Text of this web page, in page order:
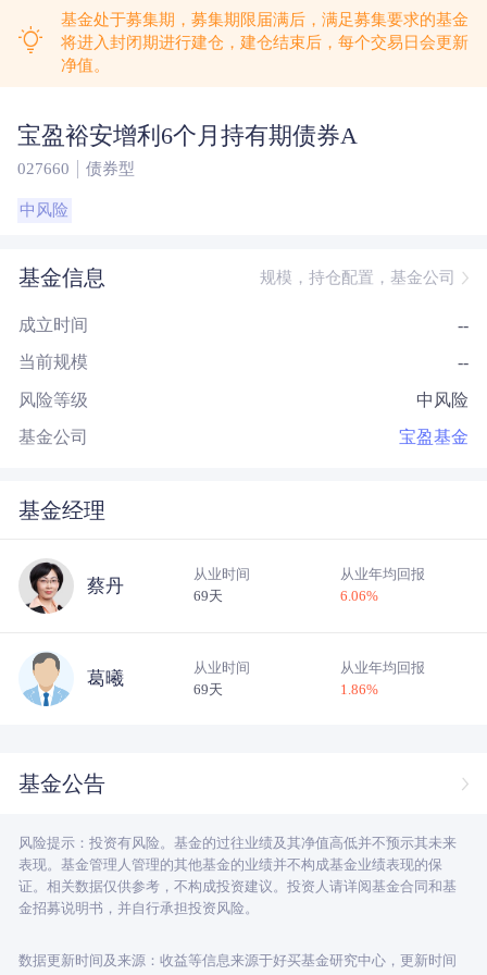
基金处于募集期，募集期限届满后，满足募集要求的基金
将进入封闭期进行建仓，建仓结束后，每个交易日会更新
净值。
宝盈裕安增利6个月持有期债券A
027660 债券型
中风险
基金信息 规模，持仓配置，基金公司
成立时间 --
当前规模 --
风险等级 中风险
基金公司 宝盈基金
基金经理
蔡丹
从业时间
69天
从业年均回报
6.06%
葛曦
从业时间
69天
从业年均回报
1.86%
基金公告
风险提示：投资有风险。基金的过往业绩及其净值高低并不预示其未来
表现。基金管理人管理的其他基金的业绩并不构成基金业绩表现的保
证。相关数据仅供参考，不构成投资建议。投资人请详阅基金合同和基
金招募说明书，并自行承担投资风险。
数据更新时间及来源：收益等信息来源于好买基金研究中心，更新时间